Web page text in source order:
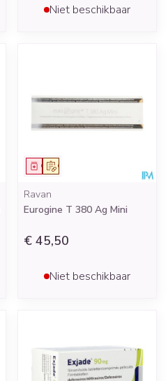
Niet beschikbaar
Op voorschrift
Geneesmiddel
Ravan
Eurogine T 380 Ag Mini
€ 45,50
Niet beschikbaar